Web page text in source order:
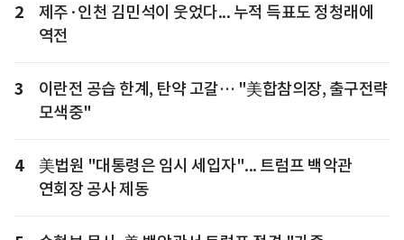
2
제주·인천 김민석이 웃었다... 누적 득표도 정청래에
역전
3
이란전 공습 한계, 탄약 고갈… "美합참의장, 출구전략
모색중"
4
美법원 "대통령은 임시 세입자"... 트럼프 백악관
연회장 공사 제동